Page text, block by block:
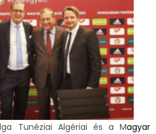
Tunéziai Algériai és a Magyar